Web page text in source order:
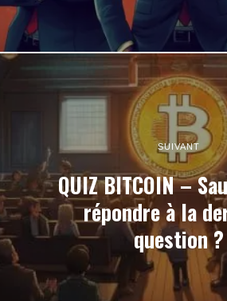
SUIVANT
QUIZ BITCOIN –
répondre à la
question ?